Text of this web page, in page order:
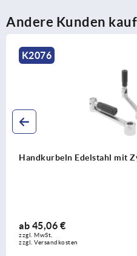
Andere Kunden
umlegbar